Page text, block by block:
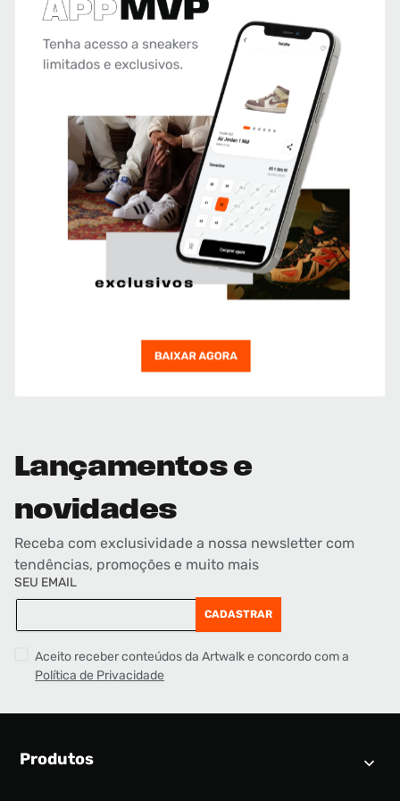
Lançamentos e
novidades
Receba com exclusividade a nossa newsletter com
tendências, promoções e muito mais
SEU EMAIL
CADASTRAR
Aceito receber conteúdos da Artwalk e concordo com a
Política de Privacidade
Produtos